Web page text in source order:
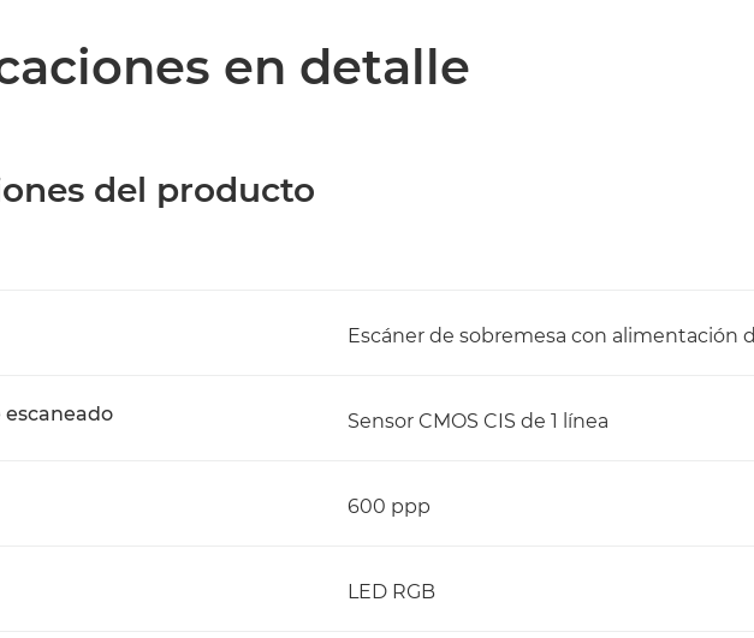
en detalle
del producto
Escáner de sobremesa con alimentación
escaneado Sensor CMOS CIS de 1 línea
600 ppp
LED RGB